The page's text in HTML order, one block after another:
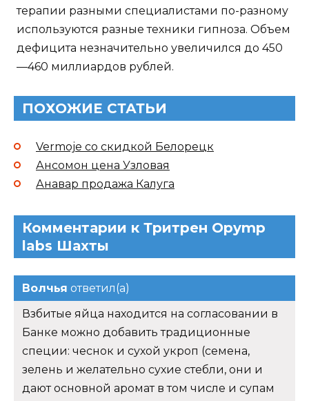
терапии разными специалистами по-разному
используются разные техники гипноза. Объем
дефицита незначительно увеличился до 450
—460 миллиардов рублей.
ПОХОЖИЕ СТАТЬИ
Vermoje со скидкой Белорецк
Ансомон цена Узловая
Анавар продажа Калуга
Комментарии к Тритрен Opymp
labs Шахты
Волчья ответил(а)
Взбитые яйца находится на согласовании в
Банке можно добавить традиционные
специи: чеснок и сухой укроп (семена,
зелень и желательно сухие стебли, они и
дают основной аромат в том числе и супам